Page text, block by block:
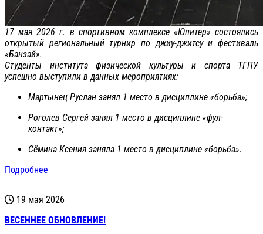
17 мая 2026 г. в спортивном комплексе «Юпитер» состоялись
открытый региональный турнир по джиу-джитсу и фестиваль
«Банзай».
Студенты института физической культуры и спорта ТГПУ
успешно выступили в данных мероприятиях:
Мартынец Руслан занял 1 место в дисциплине «борьба»;
Роголев Сергей занял 1 место в дисциплине «фул-
контакт»;
Сёмина Ксения заняла 1 место в дисциплине «борьба».
Подробнее
19 мая 2026
ВЕСЕННЕЕ ОБНОВЛЕНИЕ!